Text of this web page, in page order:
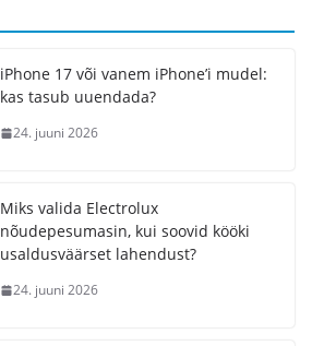
iPhone 17 või vanem iPhone’i mudel:
kas tasub uuendada?
24. juuni 2026
Miks valida Electrolux
nõudepesumasin, kui soovid kööki
usaldusväärset lahendust?
24. juuni 2026